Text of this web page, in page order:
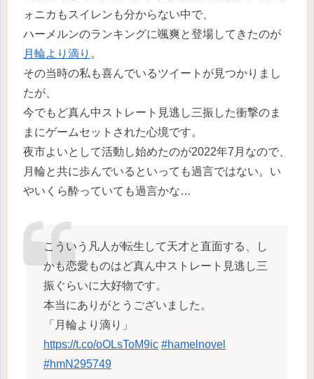
ォニカもスイレンも分からない中で、
ハーメルンのランキングに颯爽と登場してきたのが
月輪より滴り 。
その当時の私も喜んでいるツイートが見つかりまし
たが、
今でもど真ん中ストレート見逃し三振した衝撃のま
まにゲームセットされた心境です。
夜市よいとして活動し始めたのが2022年7月なので、
月輪と共に歩んでいるといっても過言ではない。い
やいくら酔っていても過言かな…
こういう凡人が転生して天才と直面する、し
かも恋愛ものはど真ん中ストレート見逃し三
振ぐらいに大好物です。
本当にありがとうございました。
「月輪より滴り」
https://t.co/oOLsToM9ic #hamelnovel
#hmN295749